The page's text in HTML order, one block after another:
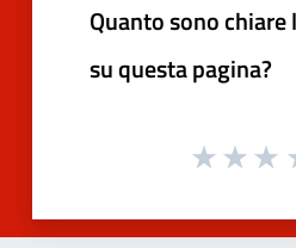
Quanto sono
su questa pagina?